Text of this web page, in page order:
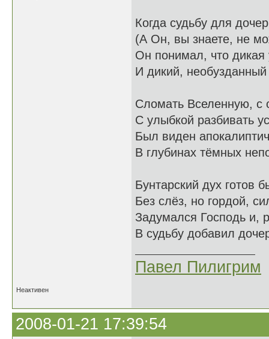
Когда судьбу для
(А Он, вы знаете, не
Он понимал, что дикая
И дикий,
Сломать Вселенную, с
С улыбкой разбивать
Был виден
В глубинах тёмных
Бунтарский дух готов
Без слёз, но гордой,
Задумался Господь и,
В судьбу добавил
Павел Пилигрим
Неактивен
2008-01-21 17:39:54